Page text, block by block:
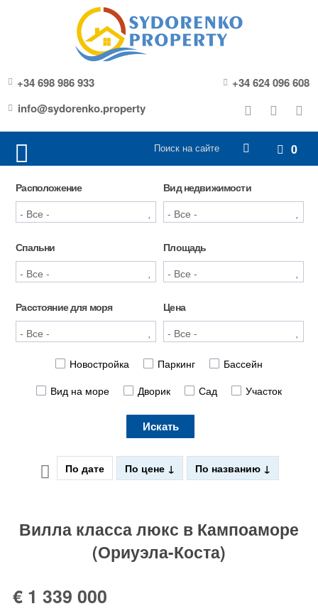
+34 698 986 933
+34 624 096 608
info@sydorenko.property
0
Расположение Вид недвижимости
Спальни Площадь
Расстояние для моря Цена
Новостройка Паркинг
Бассейн
Вид на море
Дворик Сад Участок
Искать
По дате По цене По названию
Вилла класса люкс в Кампоаморе
(Ориуэла-Коста)
€ 1 339 000